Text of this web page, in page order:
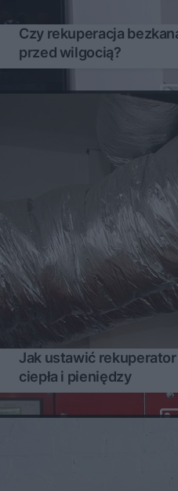
Czy rekuperacja
przed wilgocią?
Jak ustawić
ciepła i pieniędzy